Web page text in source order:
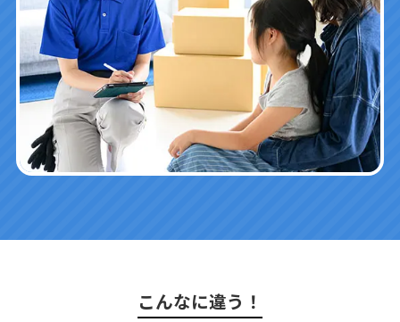
こんなに違う！